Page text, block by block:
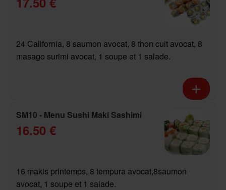
24 California, 8 saumon avocat, 8 thon cuit avocat, 8
masago surimi avocat, 1 soupe et 1 salade.
SM10 - Menu Sushi Maki Sashimi
16.50 €
16 makis printemps, 8 tempura avocat,8saumon
avocat, 1 soupe et 1 salade.